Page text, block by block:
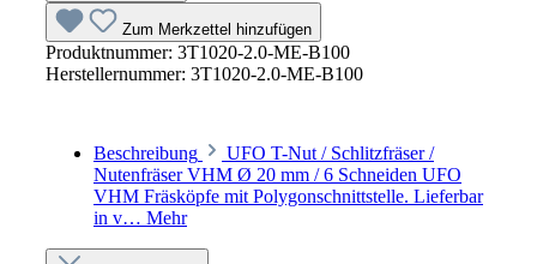
Zum Merkzettel hinzufügen
Produktnummer: 3T1020-2.0-ME-B100
Herstellernummer: 3T1020-2.0-ME-B100
Beschreibung
UFO T-Nut / Schlitzfräser /
Nutenfräser VHM Ø 20 mm / 6 Schneiden UFO
VHM Fräsköpfe mit Polygonschnittstelle. Lieferbar
in v… Mehr